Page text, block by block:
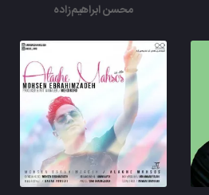
محسن ابراهیم‌زاده